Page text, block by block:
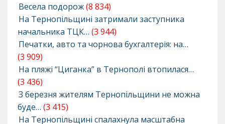
Весела подорож(8 834)
На Тернопільщині затримали заступника
начальника ТЦК… (3 944)
Печатки, авто та чорнова бухгалтерія: на…
(3 909)
На пляжі “Циганка” в Тернополі втопилася…
(3 436)
З березня жителям Тернопільщини не можна
буде… (3 415)
На Тернопільщині спалахнула масштабна